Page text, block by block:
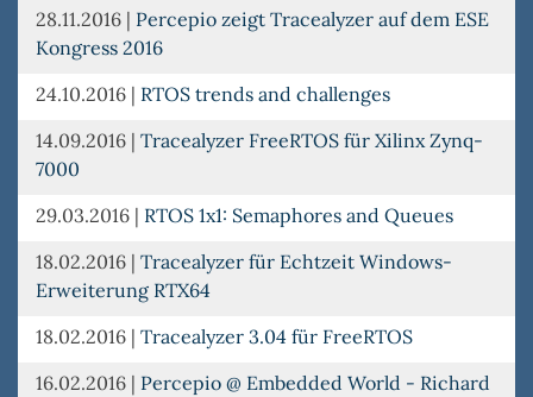
28.11.2016 | Percepio zeigt Tracealyzer auf dem ESE
Kongress 2016
24.10.2016 | RTOS trends and challenges
14.09.2016 | Tracealyzer FreeRTOS für Xilinx Zynq-
7000
29.03.2016 | RTOS 1x1: Semaphores and Queues
18.02.2016 | Tracealyzer für Echtzeit Windows-
Erweiterung RTX64
18.02.2016 | Tracealyzer 3.04 für FreeRTOS
16.02.2016 | Percepio @ Embedded World - Richard